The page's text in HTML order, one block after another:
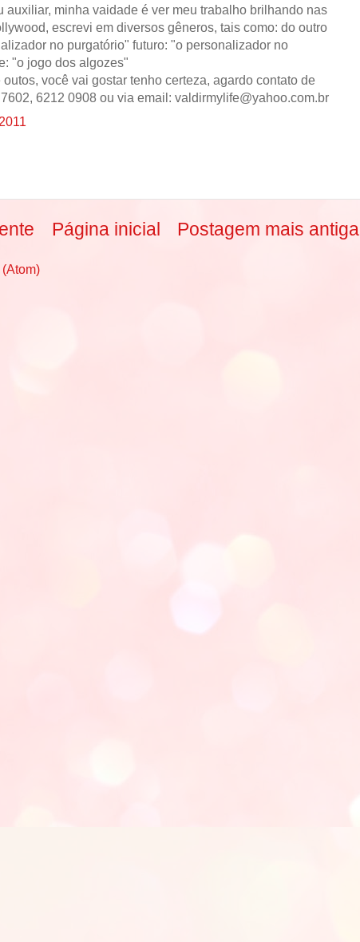
auxiliar, minha vaidade é ver meu trabalho brilhando nas
escrevi em diversos gêneros, tais como: do outro
no purgatório" futuro: "o personalizador no
"o jogo dos algozes"
você vai gostar tenho certeza, agardo contato de
6212 0908 ou via email: valdirmylife@yahoo.com.br
Postagem mais antiga
Página inicial